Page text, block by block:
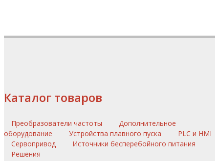
Каталог товаров
Преобразователи частоты
Дополнительное
оборудование
Устройства плавного пуска
PLC и HMI
Сервопривод
Источники бесперебойного питания
Решения